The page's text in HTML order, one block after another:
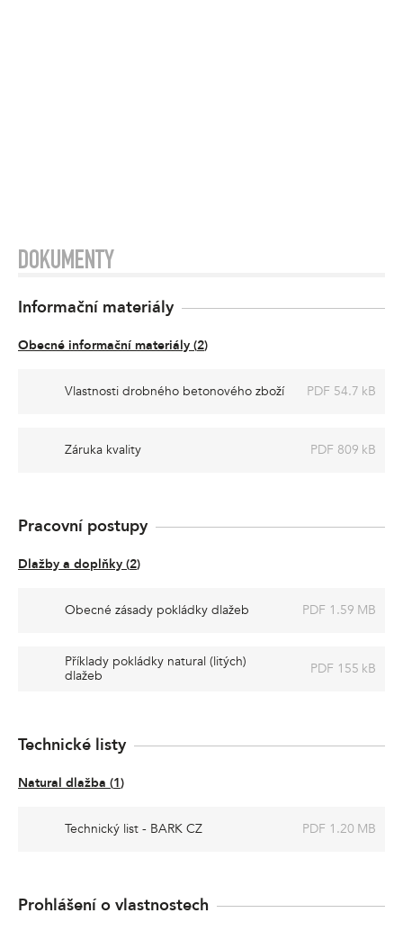
DOKUMENTY
Informační materiály
Obecné informační materiály (2)
Vlastnosti drobného betonového zboží PDF 54.7 kB
Záruka kvality PDF 809 kB
Pracovní postupy
Dlažby a doplňky (2)
Obecné zásady pokládky dlažeb PDF 1.59 MB
Příklady pokládky natural (litých)
dlažeb
PDF 155 kB
Technické listy
Natural dlažba (1)
Technický list - BARK CZ PDF 1.20 MB
Prohlášení o vlastnostech